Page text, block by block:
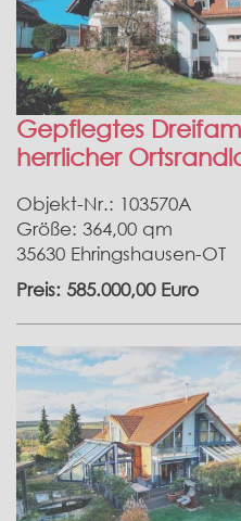
Gepflegtes
herrlicher
Objekt-Nr.: 103570A
Größe: 364,00 qm
35630 Ehringshausen-OT
Preis: 585.000,00 Euro